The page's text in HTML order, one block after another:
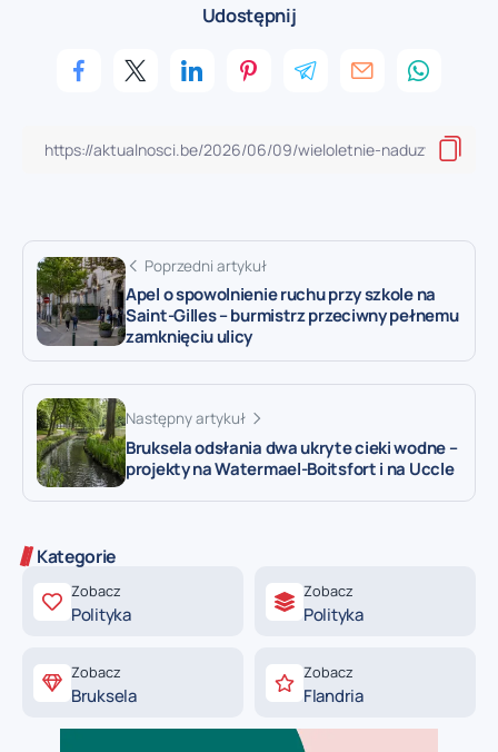
Udostępnij
Poprzedni artykuł
Apel o spowolnienie ruchu przy szkole na
Saint-Gilles – burmistrz przeciwny pełnemu
zamknięciu ulicy
Następny artykuł
Bruksela odsłania dwa ukryte cieki wodne –
projekty na Watermael-Boitsfort i na Uccle
Kategorie
Zobacz
Polityka
Zobacz
Polityka
Zobacz
Bruksela
Zobacz
Flandria